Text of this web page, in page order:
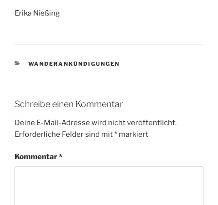
Erika Nießing
KATEGORIEN
WANDERANKÜNDIGUNGEN
Schreibe einen Kommentar
Deine E-Mail-Adresse wird nicht veröffentlicht.
Erforderliche Felder sind mit* markiert
Kommentar*